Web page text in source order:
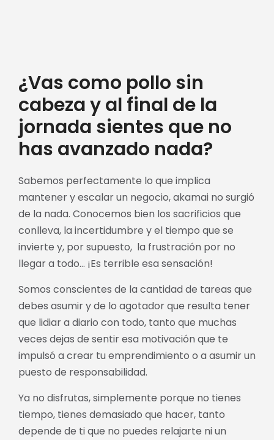
¿Vas como pollo sin
cabeza y al final de la
jornada sientes que no
has avanzado nada?
Sabemos perfectamente lo que implica
mantener y escalar un negocio, akamai no surgió
de la nada. Conocemos bien los sacrificios que
conlleva, la incertidumbre y el tiempo que se
invierte y, por supuesto, la frustración por no
llegar a todo… ¡Es terrible esa sensación!
Somos conscientes de la cantidad de tareas que
debes asumir y de lo agotador que resulta tener
que lidiar a diario con todo, tanto que muchas
veces dejas de sentir esa motivación que te
impulsó a crear tu emprendimiento o a asumir un
puesto de responsabilidad.
Ya no disfrutas, simplemente porque no tienes
tiempo, tienes demasiado que hacer, tanto
depende de ti que no puedes relajarte ni un